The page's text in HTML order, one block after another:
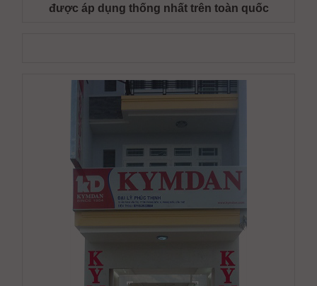
được áp dụng thống nhất trên toàn quốc